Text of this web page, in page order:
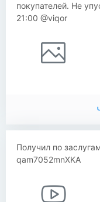
покупателей. Не
21:00 @viqor
Получил по
qam7052mnXKA